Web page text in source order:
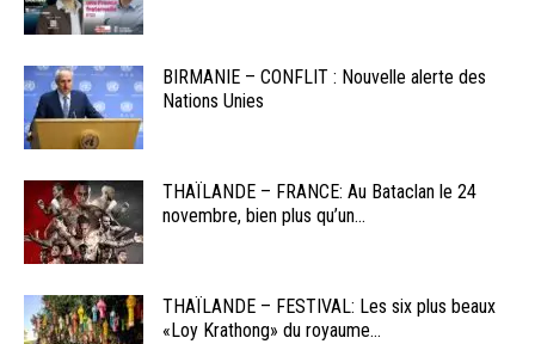
BIRMANIE – CONFLIT : Nouvelle alerte des
Nations Unies
THAÏLANDE – FRANCE: Au Bataclan le 24
novembre, bien plus qu’un...
THAÏLANDE – FESTIVAL: Les six plus beaux
«Loy Krathong» du royaume...